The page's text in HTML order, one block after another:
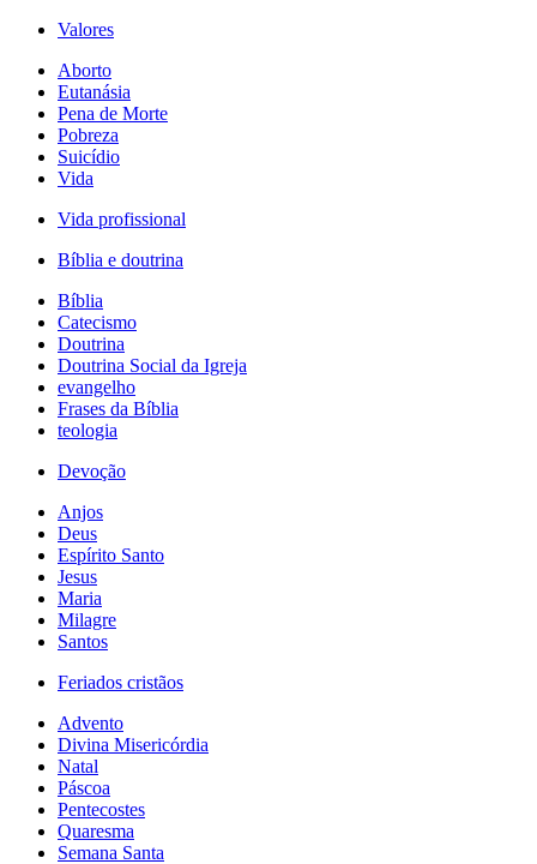
Valores
Aborto
Eutanásia
Pena de Morte
Pobreza
Suicídio
Vida
Vida profissional
Bíblia e doutrina
Bíblia
Catecismo
Doutrina
Doutrina Social da Igreja
evangelho
Frases da Bíblia
teologia
Devoção
Anjos
Deus
Espírito Santo
Jesus
Maria
Milagre
Santos
Feriados cristãos
Advento
Divina Misericórdia
Natal
Páscoa
Pentecostes
Quaresma
Semana Santa